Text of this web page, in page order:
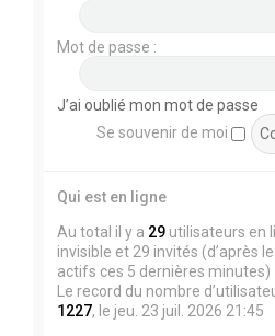
Mot de passe :
J’ai oublié mon mot de passe
Se souvenir de moi
Qui est en ligne
Au total il y a 29 utilisateurs en
invisible et 29 invités (d’après
actifs ces 5 dernières minutes)
Le record du nombre
1227, le jeu. 23 juil. 2026 21:45